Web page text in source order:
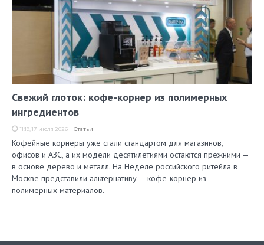
Свежий глоток: кофе-корнер из полимерных
ингредиентов
11:19, 17 июля 2026 Статьи
Кофейные корнеры уже стали стандартом для магазинов,
офисов и АЗС, а их модели десятилетиями остаются прежними —
в основе дерево и металл. На Неделе российского ритейла в
Москве представили альтернативу — кофе-корнер из
полимерных материалов.